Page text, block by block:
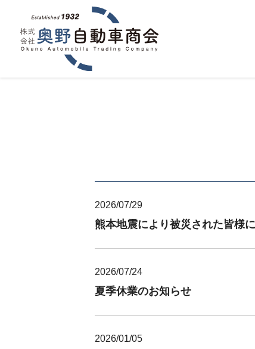
2026/07/29
熊本地震により被災された皆様
2026/07/24
夏季休業のお知らせ
2026/01/05